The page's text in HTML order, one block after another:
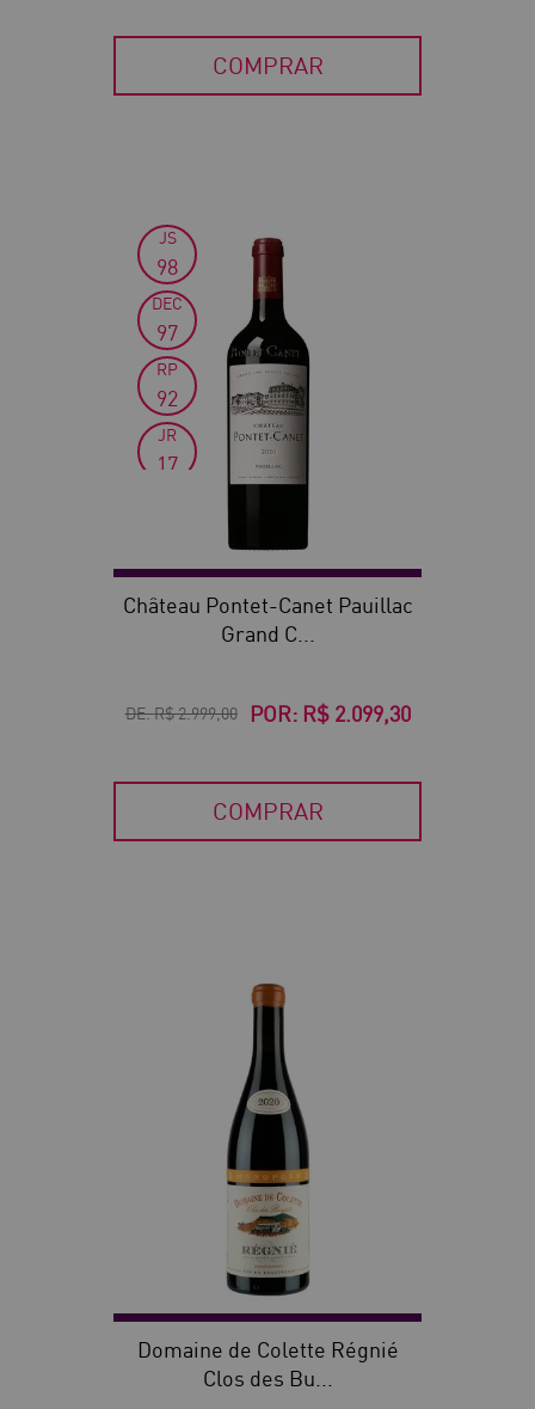
COMPRAR
JS
98
DEC
97
RP
92
JR
17
Château Pontet-Canet Pauillac
Grand C...
DE:R$ 2.999,00 POR: R$ 2.099,30
COMPRAR
Domaine de Colette Régnié
Clos des Bu...